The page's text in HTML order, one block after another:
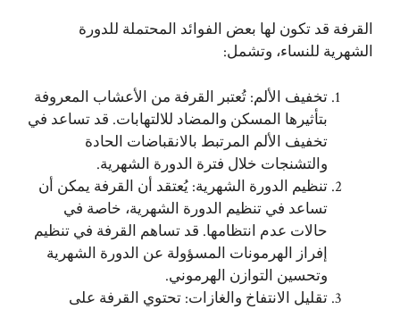
القرفة قد تكون لها بعض الفوائد المحتملة للدورة
الشهرية للنساء، وتشمل:
تخفيف الألم: تُعتبر القرفة من الأعشاب المعروفة
بتأثيرها المسكن والمضاد للالتهابات. قد تساعد في
تخفيف الألم المرتبط بالانقباضات الحادة
والتشنجات خلال فترة الدورة الشهرية.
تنظيم الدورة الشهرية: يُعتقد أن القرفة يمكن أن
تساعد في تنظيم الدورة الشهرية، خاصة في
حالات عدم انتظامها. قد تساهم القرفة في تنظيم
إفراز الهرمونات المسؤولة عن الدورة الشهرية
وتحسين التوازن الهرموني.
تقليل الانتفاخ والغازات: تحتوي القرفة على